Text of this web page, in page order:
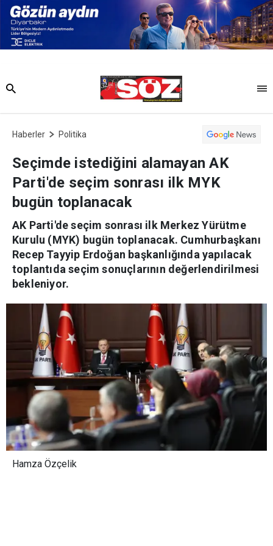
Haberler Politika
Seçimde istediğini alamayan AK
Parti'de seçim sonrası ilk MYK
bugün toplanacak
AK Parti'de seçim sonrası ilk Merkez Yürütme
Kurulu (MYK) bugün toplanacak. Cumhurbaşkanı
Recep Tayyip Erdoğan başkanlığında yapılacak
toplantıda seçim sonuçlarının değerlendirilmesi
bekleniyor.
Hamza Özçelik